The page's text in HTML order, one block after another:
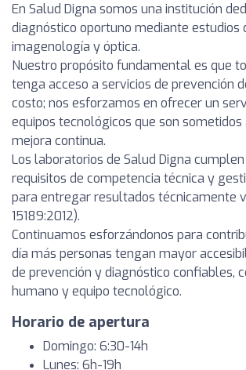
En Salud Digna somos una institución
diagnóstico oportuno mediante estudios
imagenología y óptica.
Nuestro propósito fundamental es que
tenga acceso a servicios de prevención
costo; nos esforzamos en ofrecer un
equipos tecnológicos que son sometidos
mejora continua.
Los laboratorios de Salud Digna
requisitos de competencia técnica y
para entregar resultados técnicamente
15189:2012).
Continuamos esforzándonos para
día más personas tengan mayor
de prevención y diagnóstico confiables,
humano y equipo tecnológico.
Horario de apertura
Domingo: 6:30-14h
Lunes: 6h-19h